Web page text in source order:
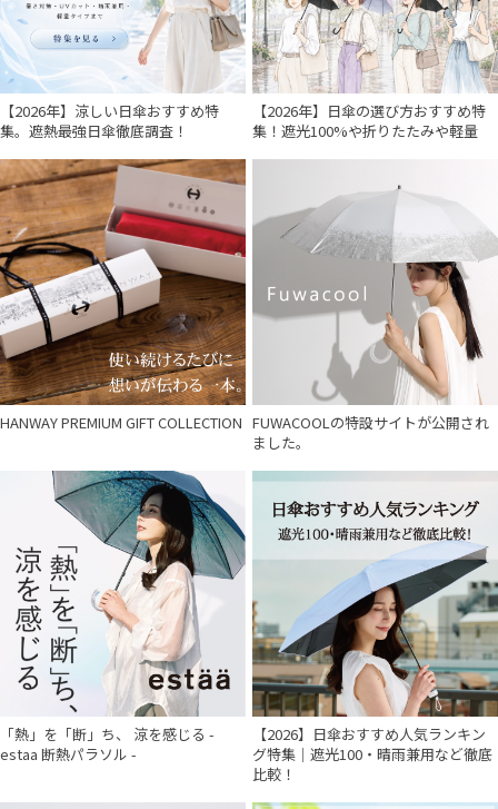
【2026年】涼しい日傘おすすめ特
集。遮熱最強日傘徹底調査！
【2026年】日傘の選び方おすすめ特
集！遮光100%や折りたたみや軽量
HANWAY PREMIUM GIFT COLLECTION FUWACOOLの特設サイトが公開され
ました。
「熱」を「断」ち、 涼を感じる -
estaa 断熱パラソル -
【2026】日傘おすすめ人気ランキン
グ特集｜遮光100・晴雨兼用など徹底
比較！